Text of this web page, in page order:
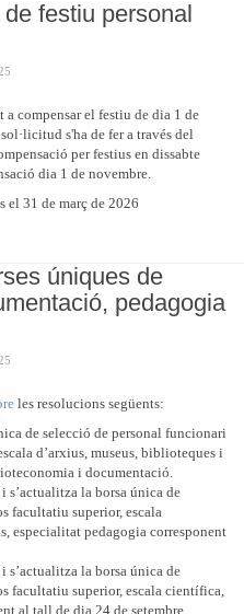
festiu personal
compensar el festiu de dia 1 de
s'ha de fer a través del
per festius en dissabte
dia 1 de novembre.
el 31 de març de 2026
úniques de
pedagogia
les resolucions següents:
de selecció de personal funcionari
d’arxius, museus, biblioteques i
i documentació.
s’actualitza la borsa única de
facultatiu superior, escala
especialitat pedagogia corresponent
s’actualitza la borsa única de
facultatiu superior, escala científica,
al tall de dia 24 de setembre.